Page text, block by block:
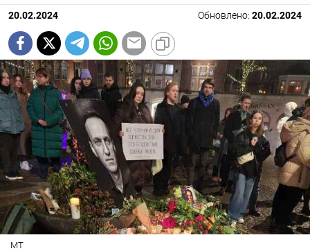
20.02.2024 Обновлено: 20.02.2024
MT